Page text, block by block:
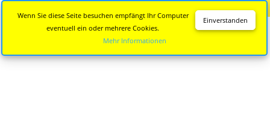
Einverstanden
Wenn Sie diese Seite besuchen empfängt Ihr Computer
eventuell ein oder mehrere Cookies.
Mehr Informationen